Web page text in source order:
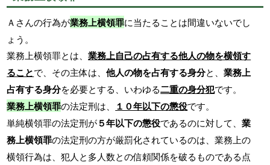
Ａさんの行為が業務上横領罪に当たることは間違いないでし
ょう。
業務上横領罪とは、業務上自己の占有する他人の物を横領す
ることで、その主体は、他人の物を占有する身分と、業務上
占有する身分を必要とする、いわゆる二重の身分犯です。
業務上横領罪の法定刑は、 １０年以下の懲役です。
単純横領罪の法定刑が５年以下の懲役であるのに対して、業
務上横領罪の法定刑の方が厳罰化されているのは、業務上の
横領行為は、犯人と多人数との信頼関係を破るものである点